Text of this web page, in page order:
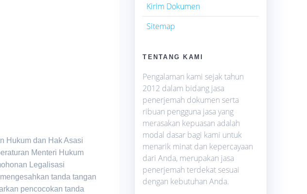
Hukum dan Hak Asasi
Menteri Hukum
Legalisasi
tanda tangan
pencocokan tanda
Kirim Dokumen
Sitemap
TENTANG KAMI
Pengalaman kami sejak tahun
2012 dalam bidang jasa
penerjemah dokumen serta
ribuan pengguna jasa yang
merasakan kepuasan adalah
modal dasar bagi kami untuk
menarik minat dan kepercayaan
dari Anda, merupakan jasa
penerjemah terdekat sesuai
dengan kebutuhan Anda.